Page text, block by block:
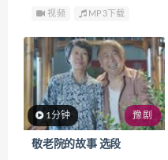
视频 MP3下载
1分钟 豫剧
敬老院的故事 选段